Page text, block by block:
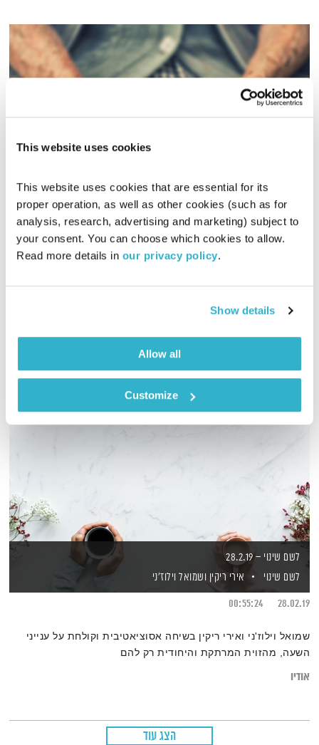
This website uses cookies
This website uses cookies that are essential for its
proper operation, as well as other cookies (such as for
analysis, research, advertising and marketing) subject to
your consent. You can choose which cookies to allow.
Read more details in our privacy policy.
Show details
Allow all
Customize
הדסה שוורץ
השעה המיוחדת
אסי זיגדון
15.09.16
00:54:45
אודיו
לשם שינוי – 28.2.19
לשם שינוי
אירי ריקין ושמואל וילוז'ני
28.02.19
00:55:24
שמואל וילוז'ני ואירי ריקין בשיחה אסוציאטיבית וקולחת על ענייני
השעה, מהזוית המרתקת והיחודית רק להם
אודיו
הצג עוד